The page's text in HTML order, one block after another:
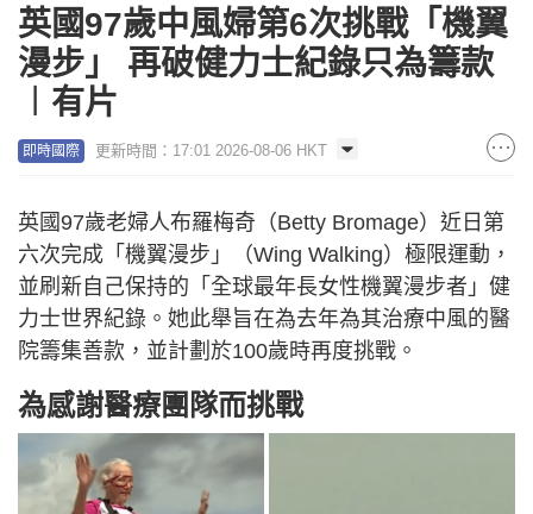
Time
Picture
英國97歲中風婦第6次挑戰「機翼
漫步」 再破健力士紀錄只為籌款
︱有片
即時國際 更新時間：17:01 2026-08-06 HKT
英國97歲老婦人布羅梅奇（Betty Bromage）近日第
六次完成「機翼漫步」（Wing Walking）極限運動，
並刷新自己保持的「全球最年長女性機翼漫步者」健
力士世界紀錄。她此舉旨在為去年為其治療中風的醫
院籌集善款，並計劃於100歲時再度挑戰。
為感謝醫療團隊而挑戰